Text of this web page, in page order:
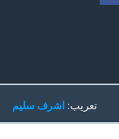
تعريب:اشرف سليم